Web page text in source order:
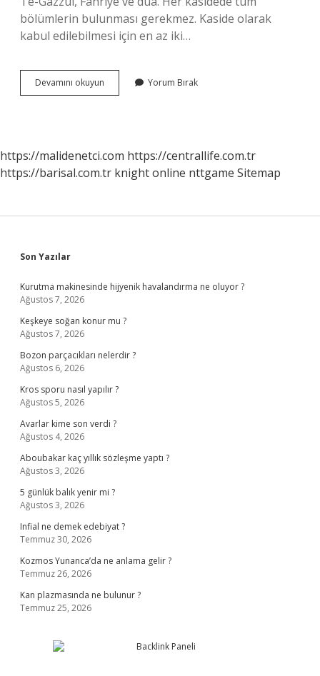
bölümlerin bulunması gerekmez. Kaside olarak
kabul edilebilmesi için en az iki…
Devamını okuyun Kasidede
Methiye
Yorum Bırak
https://malidenetci.com https://centrallife.com.tr
https://barisal.com.tr knight online nttgame Sitemap
Sidebar
Son Yazılar
Kurutma makinesinde hijyenik havalandırma ne oluyor ?
Ağustos 7, 2026
Keşkeye soğan konur mu ?
Ağustos 7, 2026
Bozon parçacıkları nelerdir ?
Ağustos 6, 2026
Kros sporu nasıl yapılır ?
Ağustos 5, 2026
Avarlar kime son verdi ?
Ağustos 4, 2026
Aboubakar kaç yıllık sözleşme yaptı ?
Ağustos 3, 2026
5 günlük balık yenir mi ?
Ağustos 3, 2026
Infial ne demek edebiyat ?
Temmuz 30, 2026
Kozmos Yunanca’da ne anlama gelir ?
Temmuz 26, 2026
Kan plazmasında ne bulunur ?
Temmuz 25, 2026